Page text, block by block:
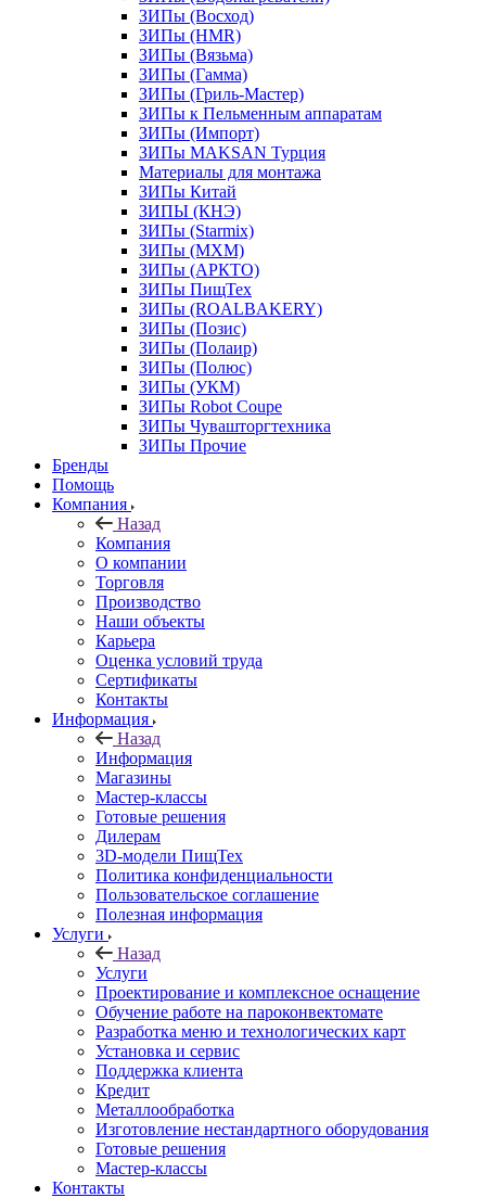
ЗИПы (Восход)
ЗИПы (HMR)
ЗИПы (Вязьма)
ЗИПы (Гамма)
ЗИПы (Гриль-Мастер)
ЗИПы к Пельменным аппаратам
ЗИПы (Импорт)
ЗИПы MAKSAN Турция
Материалы для монтажа
ЗИПы Китай
ЗИПЫ (КНЭ)
ЗИПы (Starmix)
ЗИПы (МХМ)
ЗИПы (АРКТО)
ЗИПы ПищТех
ЗИПы (ROALBAKERY)
ЗИПы (Позис)
ЗИПы (Полаир)
ЗИПы (Полюс)
ЗИПы (УКМ)
ЗИПы Robot Coupe
ЗИПы Чувашторгтехника
ЗИПы Прочие
Бренды
Помощь
Компания
Назад
Компания
О компании
Торговля
Производство
Наши объекты
Карьера
Оценка условий труда
Сертификаты
Контакты
Информация
Назад
Информация
Магазины
Мастер-классы
Готовые решения
Дилерам
3D-модели ПищТех
Политика конфиденциальности
Пользовательское соглашение
Полезная информация
Услуги
Назад
Услуги
Проектирование и комплексное оснащение
Обучение работе на пароконвектомате
Разработка меню и технологических карт
Установка и сервис
Поддержка клиента
Кредит
Металлообработка
Изготовление нестандартного оборудования
Готовые решения
Мастер-классы
Контакты